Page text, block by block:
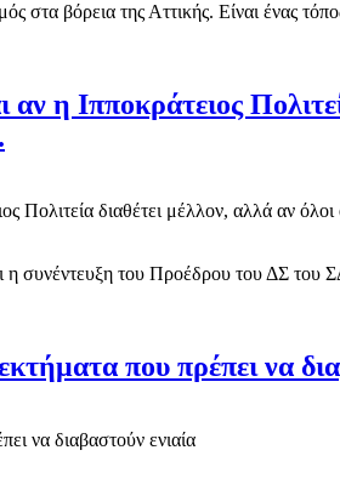
στα βόρεια της Αττικής. Είναι ένας
αν η Ιπποκράτειος
συνέντευξη του Προέδρου του ΔΣ του
που πρέπει να